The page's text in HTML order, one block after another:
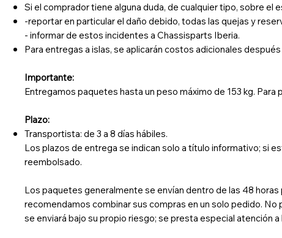
Si el comprador tiene alguna duda, de cualquier tipo, sobre
-reportar en particular el daño debido, todas las quejas y
- informar de estos incidentes a Chassisparts Iberia.
Para entregas a islas, se aplicarán costos adicionales
Importante:
Entregamos paquetes hasta un peso máximo de 153 kg.
Plazo:
Transportista: de 3 a 8 días hábiles.
Los plazos de entrega se indican solo a título informativo; si
reembolsado.​
Los paquetes generalmente se envían dentro de las 48
recomendamos combinar sus compras en un solo pedido.
se enviará bajo su propio riesgo; se presta especial